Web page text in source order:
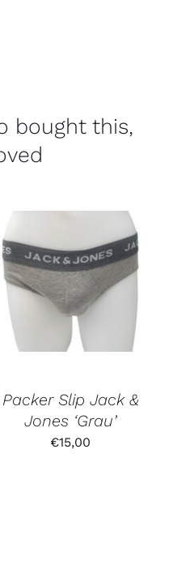
bought this,
Bewertet
4.00
von 5
Packer Slip Jack &
Jones ‘Grau’
€15,00